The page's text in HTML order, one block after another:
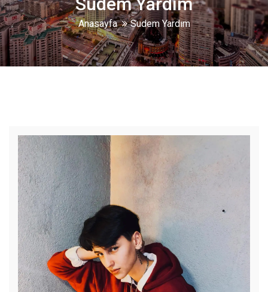
Anasayfa Sudem Yardım